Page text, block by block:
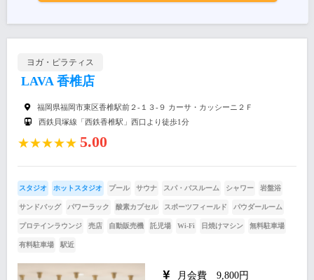
ヨガ・ピラティス
LAVA 香椎店
福岡県福岡市東区香椎駅前２-１３-９ カーサ・カッシーニ２Ｆ
西鉄貝塚線「西鉄香椎駅」西口より徒歩1分
★★★★★ 5.00
スタジオ ホットスタジオ プール サウナ スパ・バスルーム シャワー 岩盤浴
サンドバッグ パワーラック 酸素カプセル スポーツフィールド パウダールーム
プロテインラウンジ 売店 自動販売機 託児場 Wi-Fi 日焼けマシン 無料駐車場
有料駐車場 駅近
月会費 9,800円